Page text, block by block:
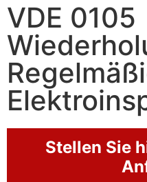
VDE 0105
Stellen Sie